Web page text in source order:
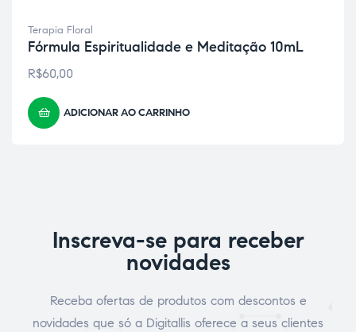
Terapia Floral
Fórmula Espiritualidade e Meditação 10mL
R$60,00
ADICIONAR AO CARRINHO
Inscreva-se para receber
novidades
Receba ofertas de produtos com descontos e
novidades que só a Digitallis oferece a seus clientes